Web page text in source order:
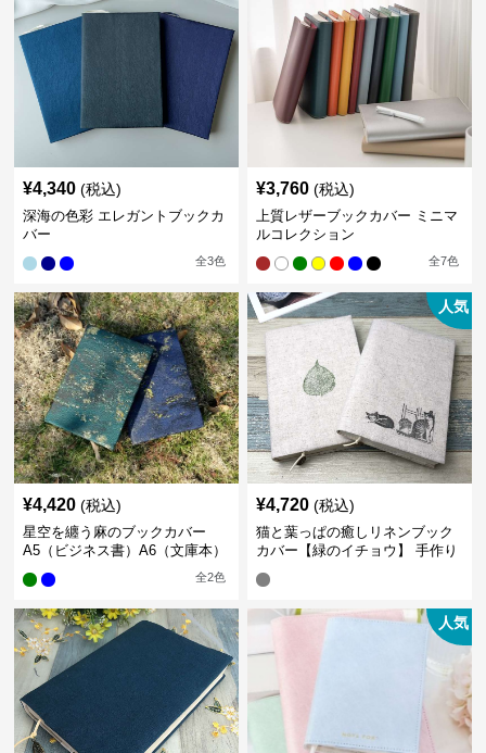
¥4,340 (税込)
深海の色彩 エレガントブックカ
バー
全3色
¥3,760 (税込)
上質レザーブックカバー ミニマ
ルコレクション
全7色
¥4,420 (税込)
星空を纏う麻のブックカバー
A5（ビジネス書）A6（文庫本）
全2色
人気
¥4,720 (税込)
猫と葉っぱの癒しリネンブック
カバー【緑のイチョウ】 手作り
人気